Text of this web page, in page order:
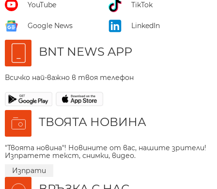
YouTube TikTok
Google News LinkedIn
BNT NEWS APP
Всичко най-важно в твоя телефон
ТВОЯТА НОВИНА
"Твоята новина"! Новините от вас, нашите зрители!
Изпратете текст, снимки, видео.
Изпрати